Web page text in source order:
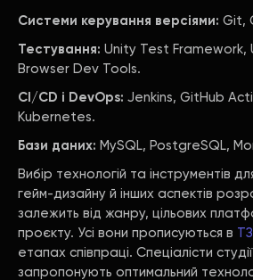
Системи керування версіями: Git,
Тестування: Unity Test Framework,
Browser Dev Tools.
CI/CD і DevOps: Jenkins, GitHub
Kubernetes.
Бази даних: MySQL, PostgreSQL,
Вибір технологій та інструментів
гейм-дизайну й інших аспектів
залежить від жанру, цільових
проєкту. Усі вони прописуються в
етапах співпраці. Спеціалісти
запропонують оптимальний